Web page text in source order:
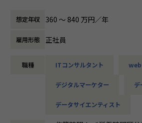
き方◎
■業務内容：
・自社パッケージやASPサービスを利用
・Webシステム開発全般のコンサルティ
当社にはサービス成長から安定期を支え
想定年収 360 〜 840 万円／年
雇用形態 正社員
職種 ITコンサルタント web
デジタルマーケター デ
データサイエンティスト